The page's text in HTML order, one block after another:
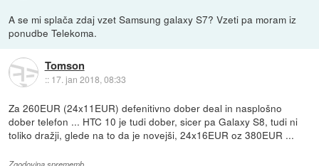
A se mi splača zdaj vzet Samsung galaxy S7? Vzeti pa moram iz
ponudbe Telekoma.
Tomson
:: 17. jan 2018, 08:33
Za 260EUR (24x11EUR) defenitivno dober deal in nasplošno
dober telefon ... HTC 10 je tudi dober, sicer pa Galaxy S8, tudi ni
toliko dražji, glede na to da je novejši, 24x16EUR oz 380EUR ...